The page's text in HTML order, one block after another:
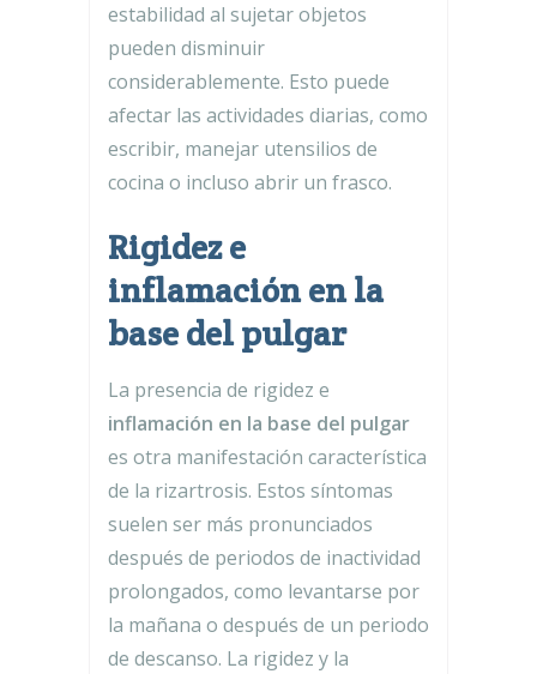
estabilidad al sujetar objetos
pueden disminuir
considerablemente. Esto puede
afectar las actividades diarias, como
escribir, manejar utensilios de
cocina o incluso abrir un frasco.
Rigidez e
inflamación en la
base del pulgar
La presencia de rigidez e
inflamación en la base del pulgar
es otra manifestación característica
de la rizartrosis. Estos síntomas
suelen ser más pronunciados
después de periodos de inactividad
prolongados, como levantarse por
la mañana o después de un periodo
de descanso. La rigidez y la